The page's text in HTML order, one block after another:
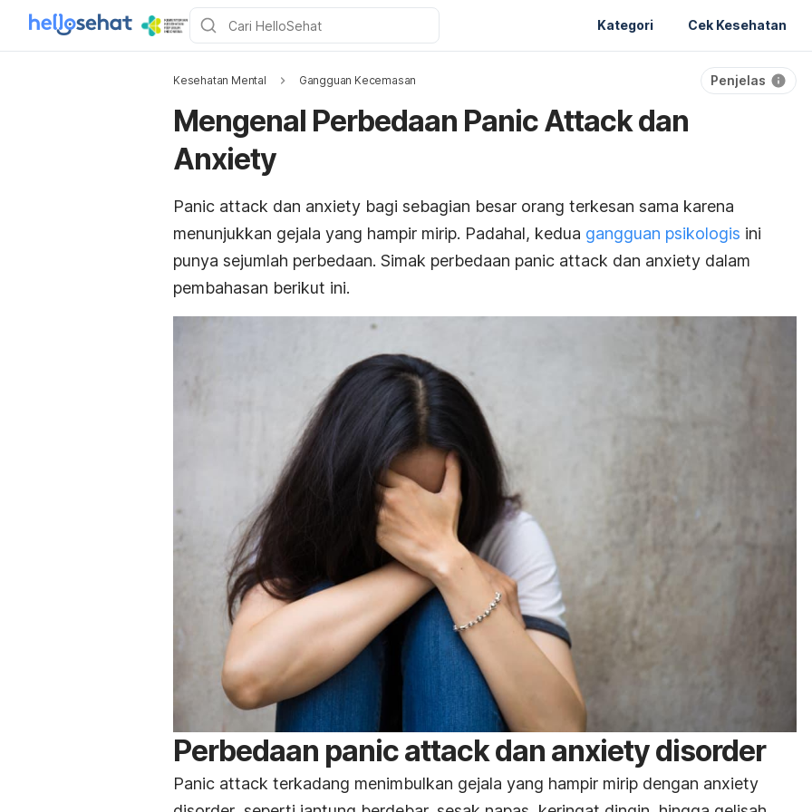
Kategori Cek Kesehatan
Kesehatan Mental Gangguan Kecemasan Penjelas
Mengenal Perbedaan Panic Attack dan
Anxiety
Panic attack dan anxiety bagi sebagian besar orang terkesan sama karena
menunjukkan gejala yang hampir mirip. Padahal, kedua gangguan psikologis ini
punya sejumlah perbedaan. Simak perbedaan panic attack dan anxiety dalam
pembahasan berikut ini.
Perbedaan panic attackdan anxiety disorder
Panic attack terkadang menimbulkan gejala yang hampir mirip dengan anxiety